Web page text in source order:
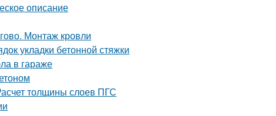
описание
Монтаж кровли
укладки бетонной стяжки
в гараже
толщины слоев ПГС